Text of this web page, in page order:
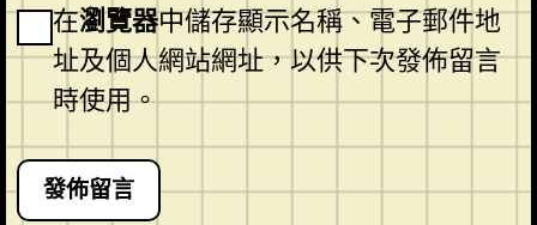
在瀏覽器中儲存顯示名稱、電子郵件地
址及個人網站網址，以供下次發佈留言
時使用。